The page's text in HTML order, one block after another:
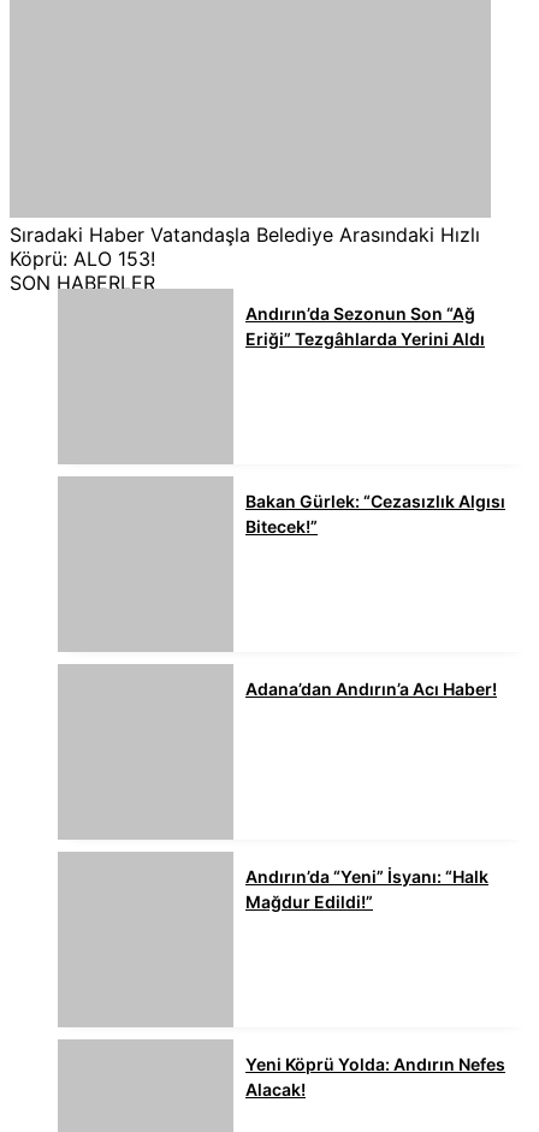
Sıradaki Haber Vatandaşla Belediye Arasındaki Hızlı
Köprü: ALO 153!
SON HABERLER
Andırın’da Sezonun Son “Ağ
Eriği” Tezgâhlarda Yerini Aldı
Bakan Gürlek: “Cezasızlık Algısı
Bitecek!”
Adana’dan Andırın’a Acı Haber!
Andırın’da “Yeni” İsyanı: “Halk
Mağdur Edildi!”
Yeni Köprü Yolda: Andırın Nefes
Alacak!